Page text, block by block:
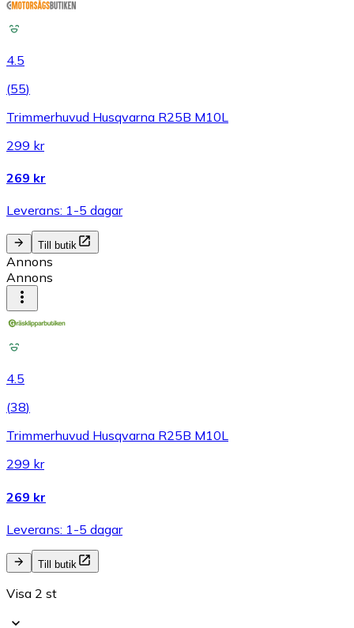
4.5
(55)
Trimmerhuvud Husqvarna R25B M10L
299 kr
269 kr
Leverans: 1-5 dagar
Till butik
Annons
Annons
4.5
(38)
Trimmerhuvud Husqvarna R25B M10L
299 kr
269 kr
Leverans: 1-5 dagar
Till butik
Visa 2 st